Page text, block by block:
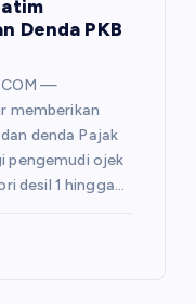
Denda PKB
—
memberikan
denda Pajak
pengemudi ojek
desil 1 hingga…